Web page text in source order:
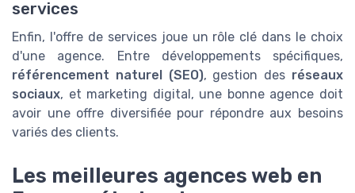
services
Enfin, l'offre de services joue un rôle clé dans le choix
d'une agence. Entre développements spécifiques,
référencement naturel (SEO), gestion des réseaux
sociaux, et marketing digital, une bonne agence doit
avoir une offre diversifiée pour répondre aux besoins
variés des clients.
Les meilleures agences web en